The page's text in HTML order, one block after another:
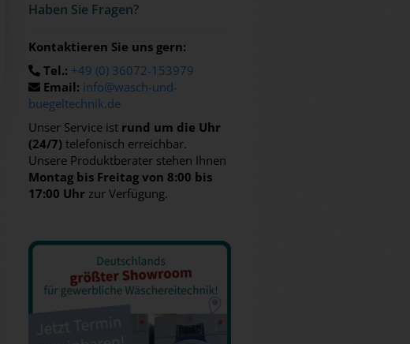
Haben Sie Fra­gen?
Kontaktieren Sie uns gern:
Tel.: +49 (0) 36072-153979
Email: info@wasch-und-
buegeltechnik.de
Unser Service ist rund um die Uhr
(24/7) telefonisch erreichbar.
Unsere Produktberater stehen Ihnen
Montag bis Freitag von 8:00 bis
17:00 Uhr zur Verfügung.